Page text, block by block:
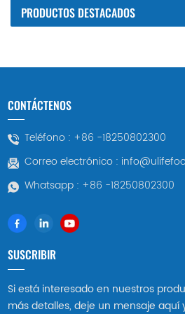
PRODUCTOS DESTACADOS
CONTÁCTENOS
Teléfono : +86 -18250802300
Correo electrónico :
Whatsapp : +86 -18250802300
SUSCRIBIR
Si está interesado en nuestros
más detalles, deje un mensaje aquí